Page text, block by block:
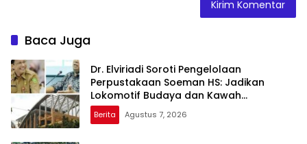
Baca Juga
Dr. Elviriadi Soroti Pengelolaan
Perpustakaan Soeman HS: Jadikan
Lokomotif Budaya dan Kawah
Candradimuka Intelektual
Berita Agustus 7, 2026